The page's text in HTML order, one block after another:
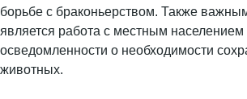
борьбе с браконьерством. Также
является работа с местным
осведомленности о необходимости
животных.